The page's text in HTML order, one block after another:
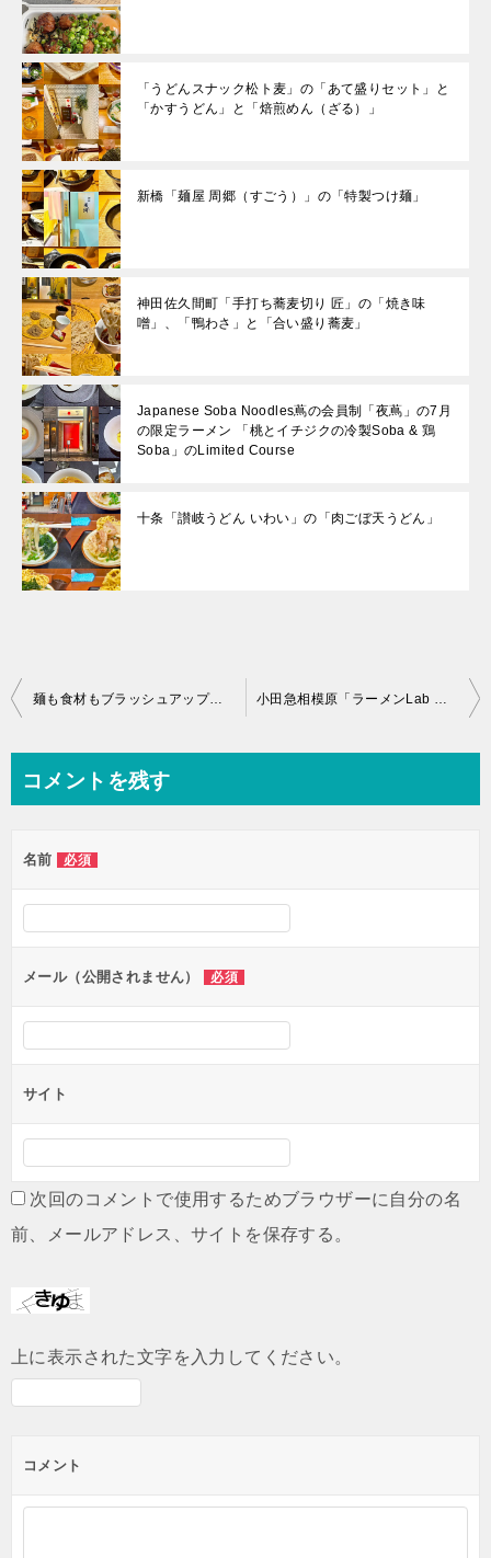
「うどんスナック松ト麦」の「あて盛りセット」と
「かすうどん」と「焙煎めん（ざる）」
新橋「麺屋 周郷（すごう）」の「特製つけ麺」
神田佐久間町「手打ち蕎麦切り 匠」の「焼き味
噌」、「鴨わさ」と「合い盛り蕎麦」
Japanese Soba Noodles蔦の会員制「夜蔦」の7月
の限定ラーメン 「桃とイチジクの冷製Soba & 鶏
Soba」のLimited Course
十条「讃岐うどん いわい」の「肉ごぼ天うどん」
投
ビ
ー
シ
ン
麺も食材もブラッシュアップ「麺でる相模原店」の「小ラーメン」＋「生卵」 小田急相模原「ラーメンLab ろじっく」の限定「イカ節の冷やし麺」
コメントを残す
名前 必須
メール（公開されません） 必須
サイト
次回のコメントで使用するためブラウザーに自分の名
前、メールアドレス、サイトを保存する。
上に表示された文字を入力してください。
コメント